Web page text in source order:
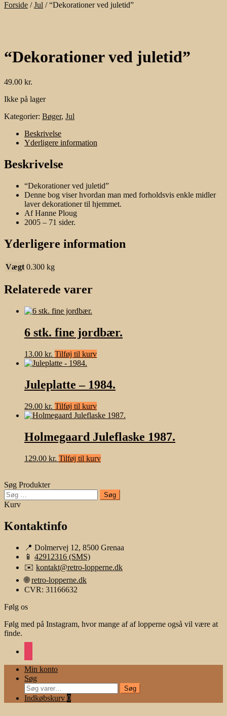
Forside /Jul /“Dekorationer ved juletid”
“Dekorationer ved juletid”
49.00 kr.
Ikke på lager
Kategorier: Bøger, Jul
Beskrivelse
Yderligere information
Beskrivelse
“Dekorationer ved juletid”
Denne bog viser hvordan man med forholdsvis enkle midler
laver dekorationer til hjemmet.
Af Hanne Ploug
2005 – 71 sider.
Yderligere information
Vægt 0.300 kg
Relaterede varer
6 stk. fine jordbær.
13.00 kr. Tilføj til kurv
Juleplatte – 1984.
29.00 kr. Tilføj til kurv
Holmegaard Juleflaske 1987.
129.00 kr. Tilføj til kurv
Søg Produkter
Søg
efter:
Kurv
Kontaktinfo
📍 Dolmervej 12, 8500 Grenaa
📱 42912316 (SMS)
✉️ kontakt@retro-lopperne.dk
🌐retro-lopperne.dk
CVR: 31166632
Følg os
Følg med på Instagram, hvor mange af af lopperne også vil være at
finde.
Min konto
Søg
Søg
efter:
Søg
Indkøbskurv 0